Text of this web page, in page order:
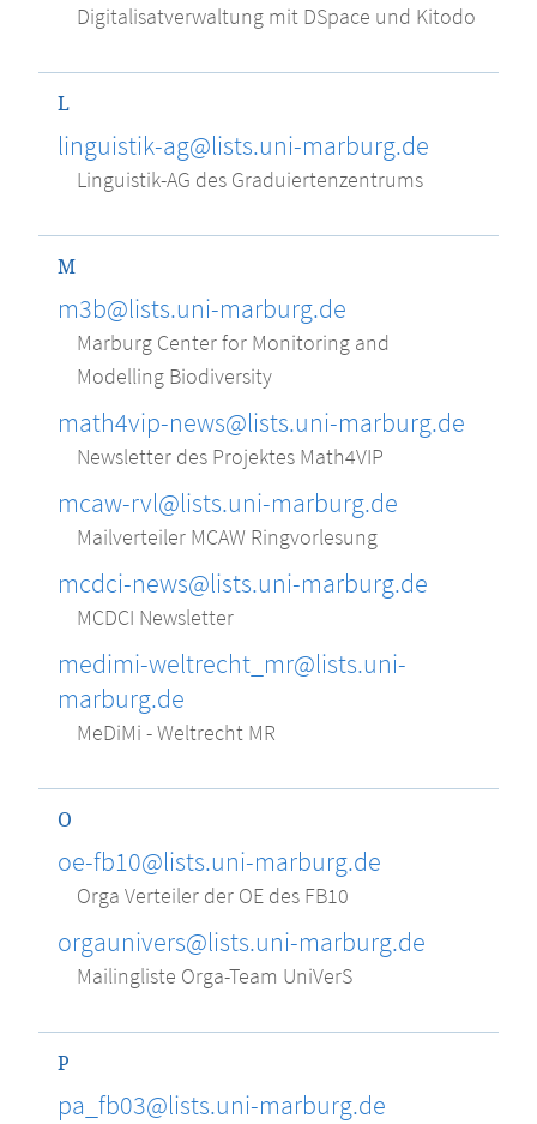
Digitalisatverwaltung mit DSpace und Kitodo
L
linguistik-ag@lists.uni-marburg.de
Linguistik-AG des Graduiertenzentrums
M
m3b@lists.uni-marburg.de
Marburg Center for Monitoring and
Modelling Biodiversity
math4vip-news@lists.uni-marburg.de
Newsletter des Projektes Math4VIP
mcaw-rvl@lists.uni-marburg.de
Mailverteiler MCAW Ringvorlesung
mcdci-news@lists.uni-marburg.de
MCDCI Newsletter
medimi-weltrecht_mr@lists.uni-
marburg.de
MeDiMi - Weltrecht MR
O
oe-fb10@lists.uni-marburg.de
Orga Verteiler der OE des FB10
orgaunivers@lists.uni-marburg.de
Mailingliste Orga-Team UniVerS
P
pa_fb03@lists.uni-marburg.de